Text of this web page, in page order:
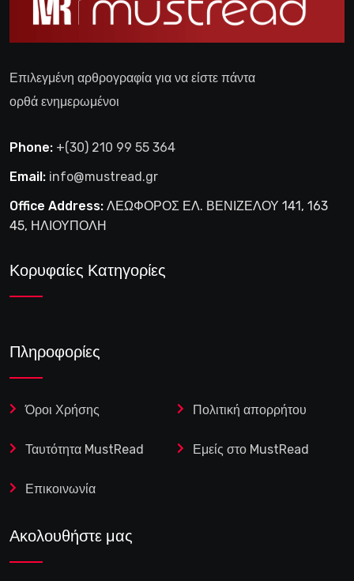
Επιλεγμένη αρθρογραφία για να είστε πάντα
ορθά ενημερωμένοι
Phone: +(30) 210 99 55 364
Email: info@mustread.gr
Office Address: ΛΕΩΦΟΡΟΣ ΕΛ. ΒΕΝΙΖΕΛΟΥ 141, 163
45, ΗΛΙΟΥΠΟΛΗ
Κορυφαίες Κατηγορίες
Πληροφορίες
Όροι Χρήσης Πολιτική απορρήτου
Ταυτότητα MustRead Εμείς στο MustRead
Επικοινωνία
Ακολουθήστε μας